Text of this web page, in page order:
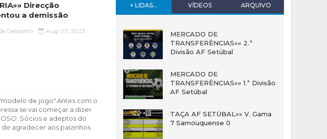
Direcção
a demissão
Desporto Aug 03, 2023
de jogo".Antes com o
se vai começar a dizer
Sócios e adeptos do
agradecer aos paizinhos
+ LIDAS... VÍDEOS ARQUIVO
MERCADO DE
TRANSFERÊNCIAS»» 2.ª
Divisão AF Setúbal
MERCADO DE
TRANSFERÊNCIAS»» 1.ª Divisão
AF Setúbal
TAÇA AF SETÚBAL»» V. Gama
7 Samouquense 0